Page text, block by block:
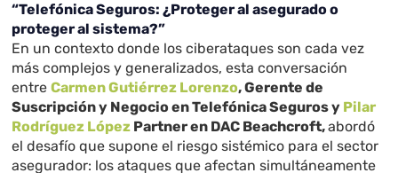
“Telefónica Seguros: ¿Proteger al asegurado o
proteger al sistema?”
En un contexto donde los ciberataques son cada vez
más complejos y generalizados, esta conversación
entreCarmen Gutiérrez Lorenzo, Gerente de
Suscripción y Negocio en Telefónica Seguros y Pilar
Rodríguez López Partner en DAC Beachcroft,abordó
el desafío que supone el riesgo sistémico para el sector
asegurador: los ataques que afectan simultáneamente